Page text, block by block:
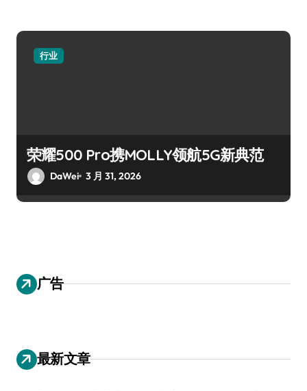
行业
荣耀500 Pro携MOLLY领航5G新典范
DaWei 3 月 31, 2026
广告
最新文章